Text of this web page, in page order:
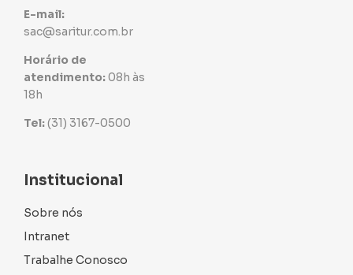
E-mail:
sac@saritur.com.br
Horário de
atendimento:08h às
18h
Tel:(31) 3167-0500
Institucional
Sobre nós
Intranet
Trabalhe Conosco